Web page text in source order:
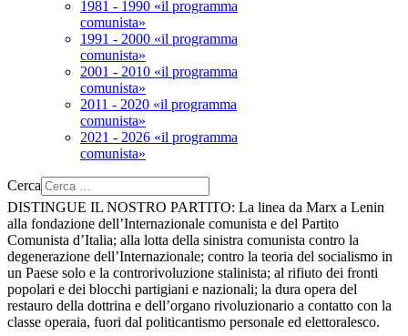
1981 - 1990 «il programma
comunista»
1991 - 2000 «il programma
comunista»
2001 - 2010 «il programma
comunista»
2011 - 2020 «il programma
comunista»
2021 - 2026 «il programma
comunista»
Cerca
DISTINGUE IL NOSTRO PARTITO: La linea da Marx a Lenin
alla fondazione dell’Internazionale comunista e del Partito
Comunista d’Italia; alla lotta della sinistra comunista contro la
degenerazione dell’Internazionale; contro la teoria del socialismo in
un Paese solo e la controrivoluzione stalinista; al rifiuto dei fronti
popolari e dei blocchi partigiani e nazionali; la dura opera del
restauro della dottrina e dell’organo rivoluzionario a contatto con la
classe operaia, fuori dal politicantismo personale ed elettoralesco.